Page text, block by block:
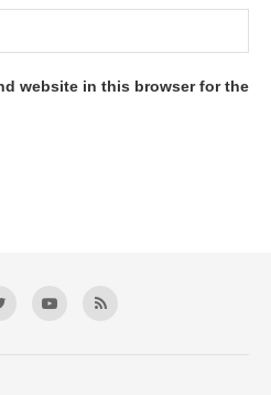
website in this browser for the